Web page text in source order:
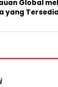
Global
yang